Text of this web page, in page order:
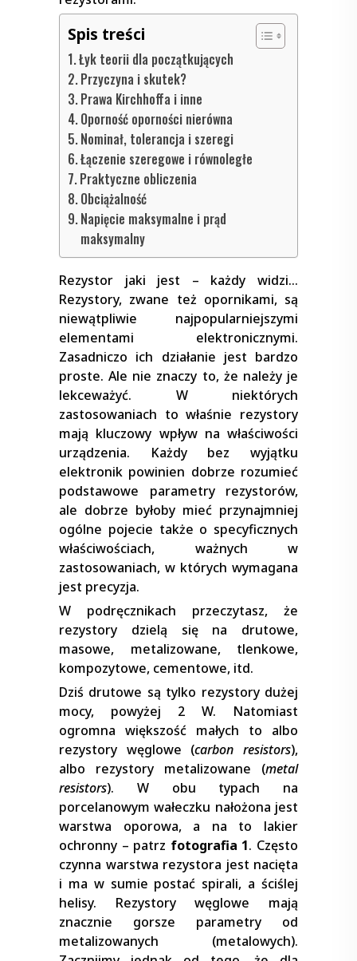
Spis treści
Łyk teorii dla początkujących
Przyczyna i skutek?
Prawa Kirchhoffa i inne
Oporność oporności nierówna
Nominał, tolerancja i szeregi
Łączenie szeregowe i równoległe
Praktyczne obliczenia
Obciążalność
Napięcie maksymalne i prąd
maksymalny
Rezystor jaki jest – każdy widzi…
Rezystory, zwane też opornikami, są
niewątpliwie najpopularniejszymi
elementami elektronicznymi.
Zasadniczo ich działanie jest bardzo
proste. Ale nie znaczy to, że należy je
lekceważyć. W niektórych
zastosowaniach to właśnie rezystory
mają kluczowy wpływ na właściwości
urządzenia. Każdy bez wyjątku
elektronik powinien dobrze rozumieć
podstawowe parametry rezystorów,
ale dobrze byłoby mieć przynajmniej
ogólne pojecie także o specyficznych
właściwościach, ważnych w
zastosowaniach, w których wymagana
jest precyzja.
W podręcznikach przeczytasz, że
rezystory dzielą się na drutowe,
masowe, metalizowane, tlenkowe,
kompozytowe, cementowe, itd.
Dziś drutowe są tylko rezystory dużej
mocy, powyżej 2 W. Natomiast
ogromna większość małych to albo
rezystory węglowe (carbon resistors),
albo rezystory metalizowane (metal
resistors). W obu typach na
porcelanowym wałeczku nałożona jest
warstwa oporowa, a na to lakier
ochronny – patrz fotografia 1. Często
czynna warstwa rezystora jest nacięta
i ma w sumie postać spirali, a ściślej
helisy. Rezystory węglowe mają
znacznie gorsze parametry od
metalizowanych (metalowych).